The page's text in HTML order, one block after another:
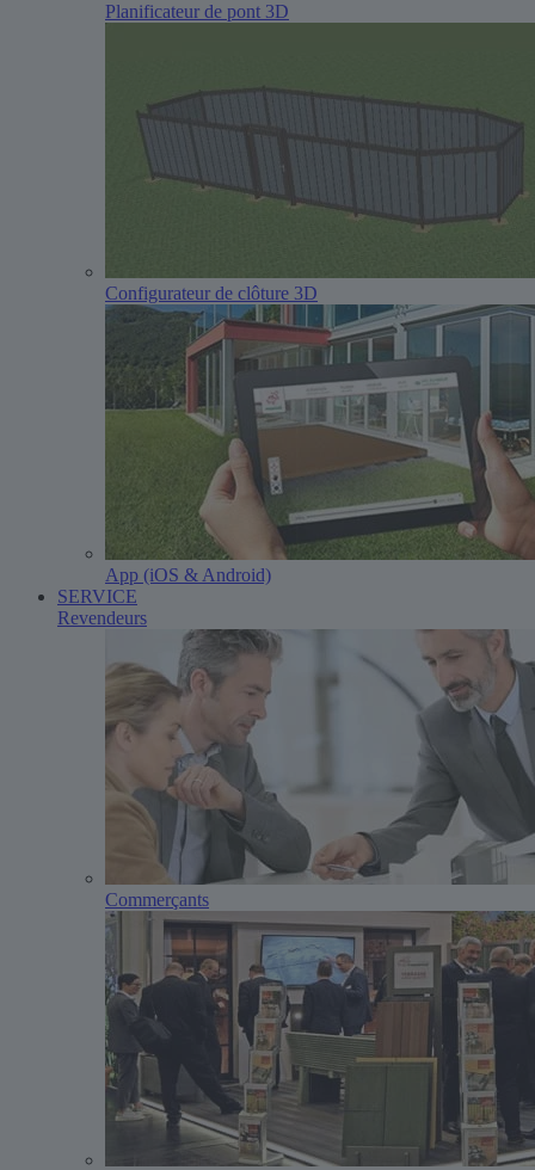
Planificateur de pont 3D
Configurateur de clôture 3D
App (iOS & Android)
SERVICE
Revendeurs
Commerçants